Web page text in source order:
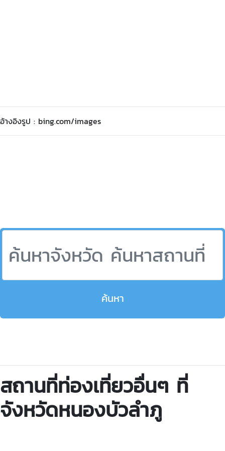
อ้างอิงรูป : bing.com/images
ค้นหา
สถานที่ท่องเที่ยวอื่นๆ ที่
จังหวัดหนองบัวลำภู